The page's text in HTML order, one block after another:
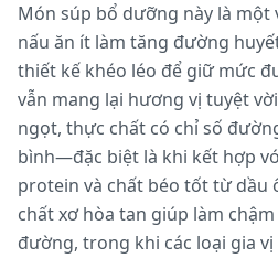
Món súp bổ dưỡng này là một
nấu ăn ít làm tăng đường
thiết kế khéo léo để giữ mức
vẫn mang lại hương vị tuyệt
ngọt, thực chất có chỉ số
bình—đặc biệt là khi kết hợp
protein và chất béo tốt từ dầu
chất xơ hòa tan giúp làm
đường, trong khi các loại gia